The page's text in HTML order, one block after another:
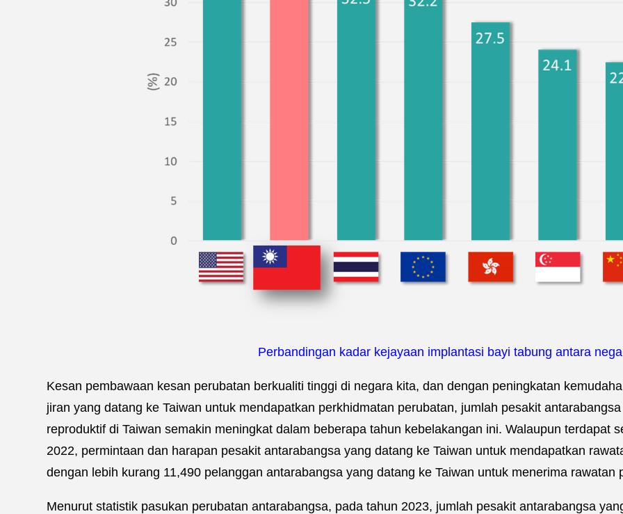
Perbandingan kadar kejayaan implantasi bayi tabung antara
Kesan pembawaan kesan perubatan berkualiti tinggi di negara kita, dan dengan peningkatan
jiran yang datang ke Taiwan untuk mendapatkan perkhidmatan perubatan, jumlah pesakit
reproduktif di Taiwan semakin meningkat dalam beberapa tahun kebelakangan ini. Walaupun terdapat
2022, permintaan dan harapan pesakit antarabangsa yang datang ke Taiwan untuk mendapatkan
dengan lebih kurang 11,490 pelanggan antarabangsa yang datang ke Taiwan untuk menerima rawatan
Menurut statistik pasukan perubatan antarabangsa, pada tahun 2023, jumlah pesakit antarabangsa